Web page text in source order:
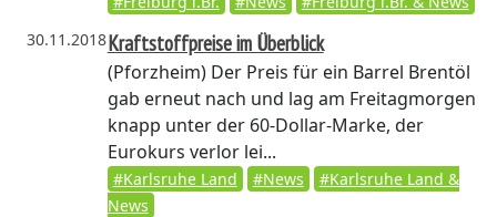
30.11.2018Kraftstoffpreise im Überblick
(Pforzheim)Der Preis für ein Barrel Brentöl
gab erneut nach und lag am Freitagmorgen
knapp unter der 60-Dollar-Marke, der
Eurokurs verlor lei...
#Karlsruhe Land #News
#Karlsruhe Land &
News